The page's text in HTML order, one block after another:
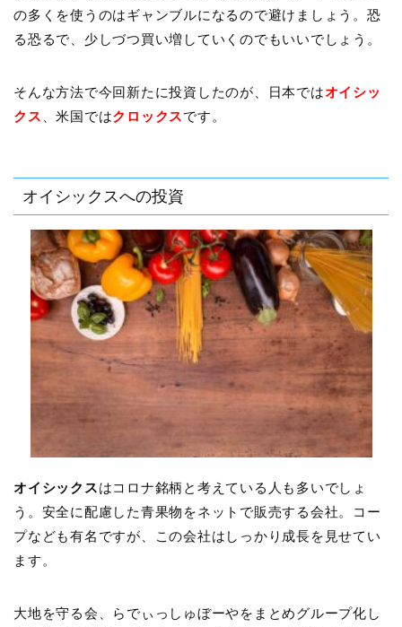
の多くを使うのはギャンブルになるので避けましょう。恐
る恐るで、少しづつ買い増していくのでもいいでしょう。
そんな方法で今回新たに投資したのが、日本ではオイシッ
クス 、米国ではクロックスです。
オイシックスへの投資
オイシックスはコロナ銘柄と考えている人も多いでしょ
う。安全に配慮した青果物をネットで販売する会社。コー
プなども有名ですが、この会社はしっかり成長を見せてい
ます。
大地を守る会、らでぃっしゅぼーやをまとめグループ化し